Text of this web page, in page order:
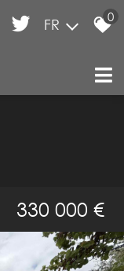
FR 0
330 000 €